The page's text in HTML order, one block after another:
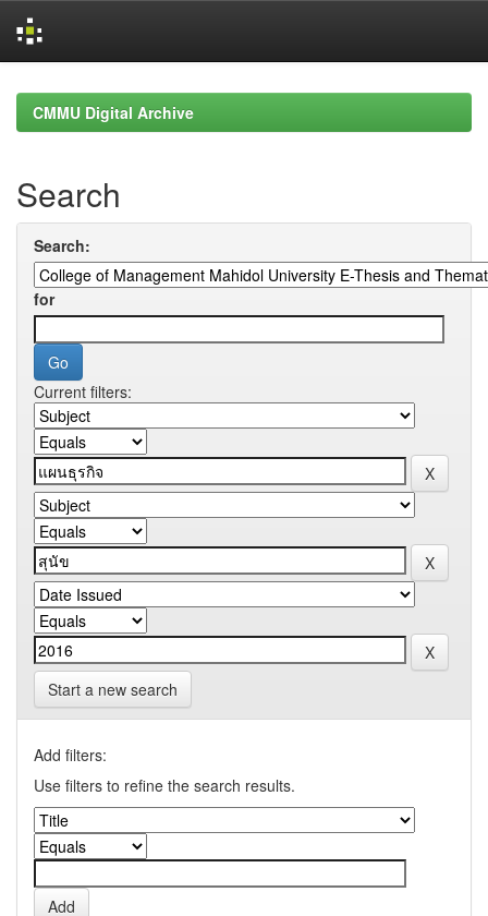
navigationCMMU Digital Archive
Search
Search:
for
Current filters:
Start a new search
Add filters:
Use filters to refine the search results.